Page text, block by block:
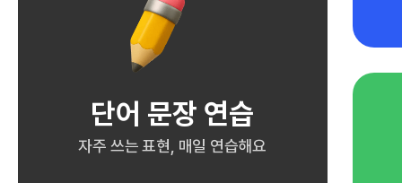
단어 문장 연습
자주 쓰는 표현, 매일 연습해요